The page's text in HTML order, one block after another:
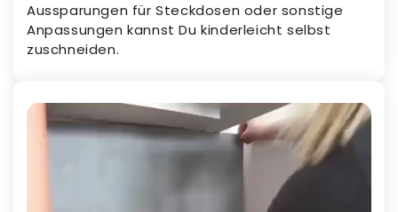
Aussparungen für Steckdosen oder sonstige
Anpassungen kannst Du kinderleicht selbst
zuschneiden.